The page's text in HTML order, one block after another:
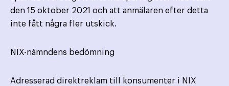
den 15 oktober 2021 och att anmälaren efter detta
inte fått några fler utskick.
NIX-nämndens bedömning
Adresserad direktreklam till konsumenter i NIX